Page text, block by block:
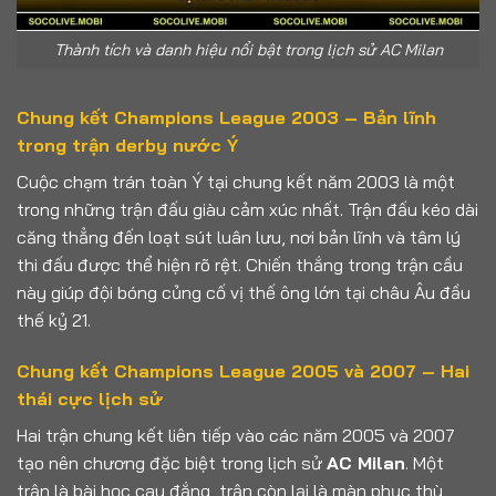
Thành tích và danh hiệu nổi bật trong lịch sử AC Milan
Chung kết Champions League 2003 – Bản lĩnh
trong trận derby nước Ý
Cuộc chạm trán toàn Ý tại chung kết năm 2003 là một
trong những trận đấu giàu cảm xúc nhất. Trận đấu kéo dài
căng thẳng đến loạt sút luân lưu, nơi bản lĩnh và tâm lý
thi đấu được thể hiện rõ rệt. Chiến thắng trong trận cầu
này giúp đội bóng củng cố vị thế ông lớn tại châu Âu đầu
thế kỷ 21.
Chung kết Champions League 2005 và 2007 – Hai
thái cực lịch sử
Hai trận chung kết liên tiếp vào các năm 2005 và 2007
tạo nên chương đặc biệt trong lịch sử AC Milan. Một
trận là bài học cay đắng, trận còn lại là màn phục thù